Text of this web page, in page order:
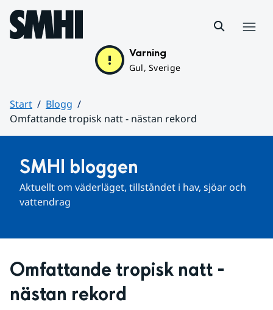
Hoppa till sidans innehåll
Varning
Gul, Sverige
Start
Blogg
Omfattande tropisk natt - nästan rekord
SMHI bloggen
Aktuellt om väderläget, tillståndet i hav, sjöar och
vattendrag
Omfattande tropisk natt -
nästan rekord